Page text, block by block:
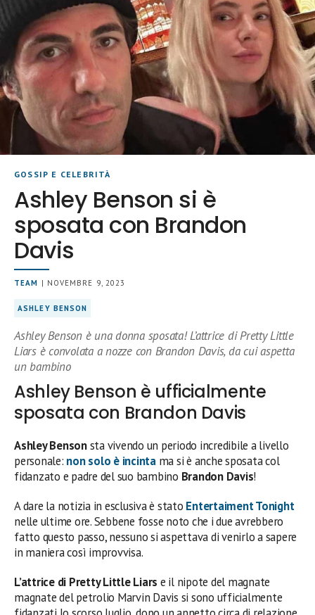
GOSSIP E CELEBRITÀ
Ashley Benson si è
sposata con Brandon
Davis
TEAM | NOVEMBRE 9, 2023
ASHLEY BENSON
Ashley Benson è una donna sposata! L’attrice di Pretty Little
Liars è convolata a nozze con Brandon Davis, da cui aspetta
un bambino
Ashley Benson è ufficialmente
sposata con Brandon Davis
Ashley Bensonsta vivendo un periodo incredibile a livello
personale: non solo è incintama si è anche sposata col
fidanzato e padre del suo bambino Brandon Davis!
A dare la notizia in esclusiva è stato Entertaiment Tonight
nelle ultime ore. Sebbene fosse noto che i due avrebbero
fatto questo passo, nessuno si aspettava di venirlo a sapere
in maniera così improvvisa.
L’attrice di Pretty Little Liars e il nipote del magnate
magnate del petrolio Marvin Davis si sono ufficialmente